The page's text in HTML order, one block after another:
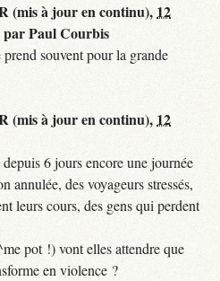
(mis à jour en continu), 12
parPaul Courbis
souvent pour la grande
(mis à jour en continu), 12
6 jours encore une journée
annulée, des voyageurs stressés,
leurs cours, des gens qui perdent
pot !) vont elles attendre que
en violence ?